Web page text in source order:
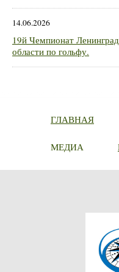
14.06.2026
19й Чемпионат
области по гольфу.
ГЛАВНАЯ
МЕДИА